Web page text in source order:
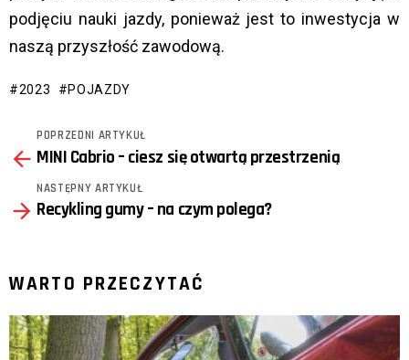
podjęciu nauki jazdy, ponieważ jest to inwestycja w
naszą przyszłość zawodową.
2023 POJAZDY
more
POPRZEDNI ARTYKUŁ
MINI Cabrio – ciesz się otwartą przestrzenią
NASTĘPNY ARTYKUŁ
Recykling gumy – na czym polega?
WARTO PRZECZYTAĆ